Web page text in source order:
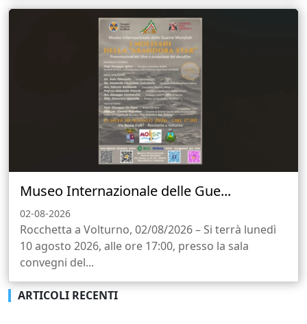
Museo Internazionale delle Gue...
02-08-2026
Rocchetta a Volturno, 02/08/2026 – Si terrà lunedì
10 agosto 2026, alle ore 17:00, presso la sala
convegni del...
ARTICOLI RECENTI